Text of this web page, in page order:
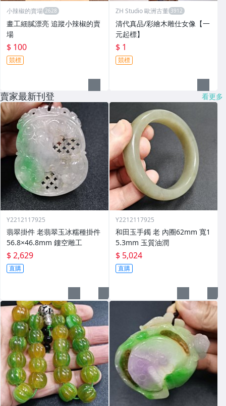
小辣椒的賣場
畫工細膩漂亮 追蹤小辣椒的賣
場
$ 100
競標
ZH Studio 歐洲古董
清代真品/彩繪木雕仕女像【一
元起標】
$ 1
競標
賣家最新刊登 看更多
Y2212117925
翡翠掛件 老翡翠玉冰糯種掛件
56.8×46.8mm 鏤空雕工
$ 2,629
直購
Y2212117925
和田玉手鐲 老 內圈62mm 寬1
5.3mm 玉質油潤
$ 5,024
直購